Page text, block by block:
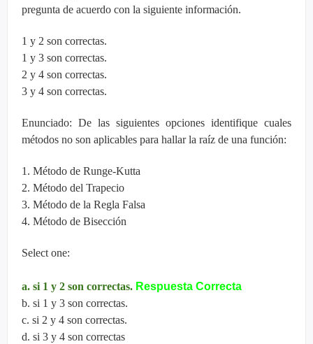
pregunta de acuerdo con la siguiente información.
1 y 2 son correctas.
1 y 3 son correctas.
2 y 4 son correctas.
3 y 4 son correctas.
Enunciado: De las siguientes opciones identifique cuales
métodos no son aplicables para hallar la raíz de una función:
1. Método de Runge-Kutta
2. Método del Trapecio
3. Método de la Regla Falsa
4. Método de Bisección
Select one:
a. si 1 y 2 son correctas. Respuesta Correcta
b. si 1 y 3 son correctas.
c. si 2 y 4 son correctas.
d. si 3 y 4 son correctas